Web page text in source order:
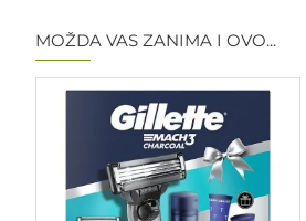
MOŽDA VAS ZANIMA I OVO...